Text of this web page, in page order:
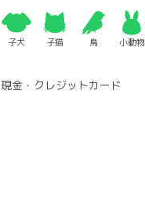
子犬 子猫 鳥 小動物
現金・クレジットカード